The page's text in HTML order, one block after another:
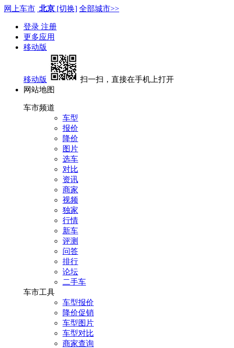
网上车市 北京 [切换] 全部城市>>
登录 注册
更多应用
移动版
移动版
扫一扫，直接在手机上打开
网站地图
车市频道
车型
报价
降价
图片
选车
对比
资讯
商家
视频
独家
行情
新车
评测
问答
排行
论坛
二手车
车市工具
车型报价
降价促销
车型图片
车型对比
商家查询